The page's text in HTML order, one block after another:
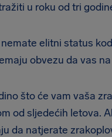
u roku od tri
elitni status
obvezu da vas
što će vam vaša
od sljedećih letova.
da natjerate